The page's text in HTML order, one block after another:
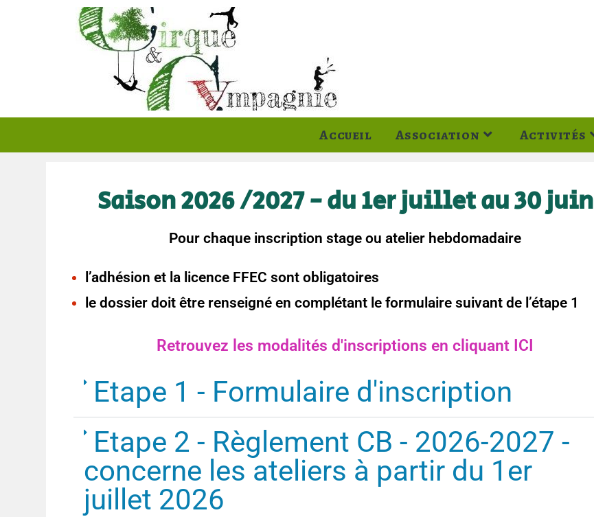
Accueil Association Activités
Saison 2026 /2027- du 1er juillet au 30 juin
Pour chaque inscription stage ou atelier hebdomadaire
l’adhésion et la licence FFEC sont obligatoires
le dossier doit être renseigné en complétant le formulaire suivant de l’étape 1
Retrouvez les modalités d'inscriptions en cliquant ICI
Etape 1 - Formulaire d'inscription
Etape 2 - Règlement CB - 2026-2027 -
concerne les ateliers à partir du 1er
juillet 2026